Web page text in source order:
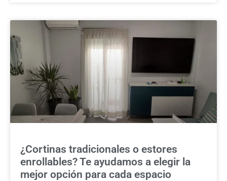
¿Cortinas tradicionales o estores
enrollables? Te ayudamos a elegir la
mejor opción para cada espacio